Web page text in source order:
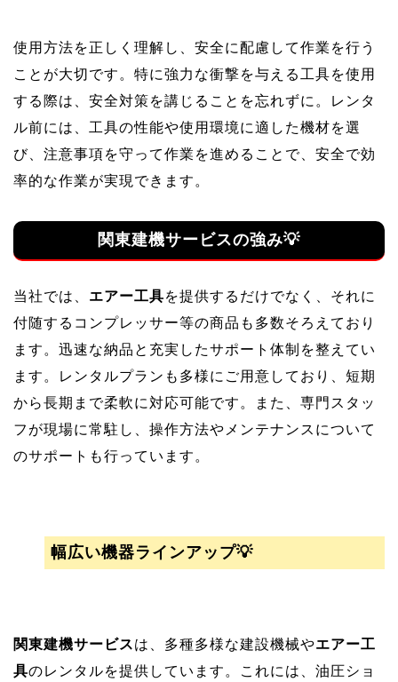
使用方法を正しく理解し、安全に配慮して作業を行う
ことが大切です。特に強力な衝撃を与える工具を使用
する際は、安全対策を講じることを忘れずに。レンタ
ル前には、工具の性能や使用環境に適した機材を選
び、注意事項を守って作業を進めることで、安全で効
率的な作業が実現できます。
関東建機サービスの強み💡
当社では、 エアー工具を提供するだけでなく、それに
付随するコンプレッサー等の商品も多数そろえており
ます。迅速な納品と充実したサポート体制を整えてい
ます。レンタルプランも多様にご用意しており、短期
から長期まで柔軟に対応可能です。また、専門スタッ
フが現場に常駐し、操作方法やメンテナンスについて
のサポートも行っています。
幅広い機器ラインアップ💡
関東建機サービスは、多種多様な建設機械やエアー工
具のレンタルを提供しています。これには、油圧ショ